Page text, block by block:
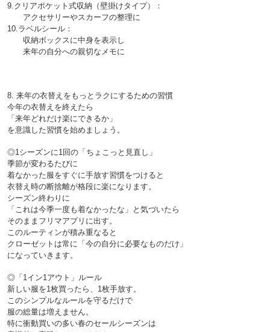
9.クリアポケット式収納（壁掛けタイプ）：
アクセサリーやスカーフの整理に
10.ラベルシール：
収納ボックスに中身を表示し
8. 来年の衣替えをもっとラクにするための習慣
今年の衣替えを終えたら
「来年どれだけ楽にできるか」
◎1シーズンに1回の「ちょこっと見直し」
季節が変わるたびに
着なかった服をすぐに手放す習慣をつけると
衣替え時の断捨離が格段に楽になります。
シーズン終わりに
「これは今季一度も着なかったな」と気づいたら
そのままフリマアプリに出す。
このルーティンが積み重なると
クローゼットは常に「今の自分に必要なものだけ」
◎「1イン1アウト」ルール
新しい服を1枚買ったら、1枚手放す。
このシンプルなルールを守るだけで
服の総量は増えません。
特に衝動買いの多い春のセールシーズンは